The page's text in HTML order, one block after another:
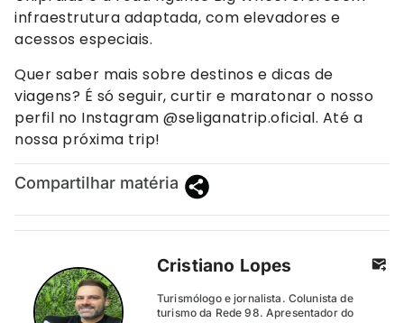
infraestrutura adaptada, com elevadores e
acessos especiais.
Quer saber mais sobre destinos e dicas de
viagens? É só seguir, curtir e maratonar o nosso
perfil no Instagram @seliganatrip.oficial. Até a
nossa próxima trip!
Compartilhar matéria
Cristiano Lopes
Turismólogo e jornalista. Colunista de
turismo da Rede 98. Apresentador do